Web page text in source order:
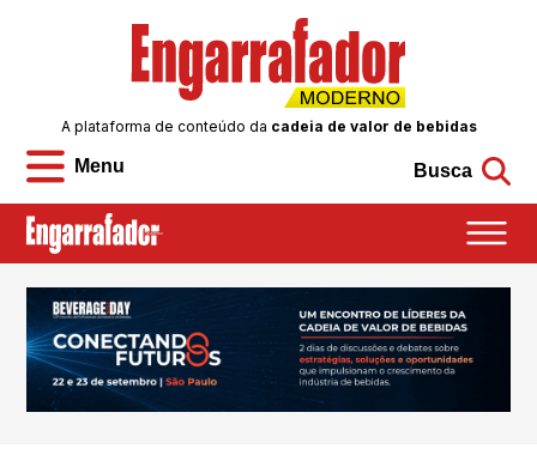
Menu
A plataforma de conteúdo da cadeia de valor de bebidas
Busca